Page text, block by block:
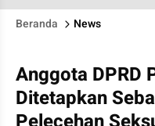
Beranda News
Anggota DPRD
Ditetapkan